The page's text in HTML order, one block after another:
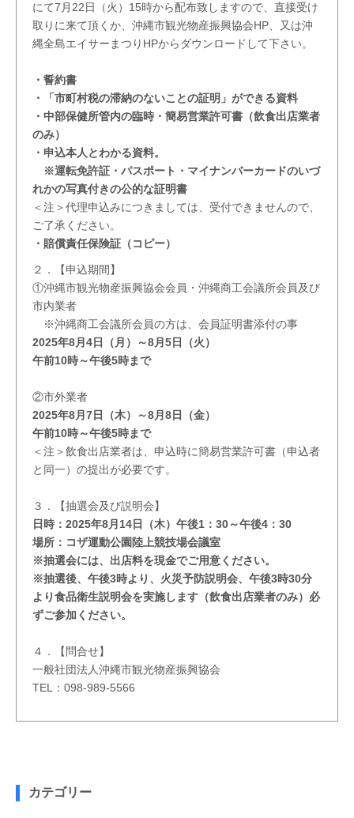
カテゴリー
にて7月22日（火）15時から配布致しますので、直接受け
取りに来て頂くか、沖縄市観光物産振興協会HP、又は沖
縄全島エイサーまつりHPからダウンロードして下さい。
・誓約書
・「市町村税の滞納のないことの証明」ができる資料
・中部保健所管内の臨時・簡易営業許可書（飲食出店業者
のみ）
・申込本人とわかる資料。
※運転免許証・パスポート・マイナンバーカードのいづ
れかの写真付きの公的な証明書
＜注＞代理申込みにつきましては、受付できませんので、
ご了承ください。
・賠償責任保険証（コピー）
２．【申込期間】
①沖縄市観光物産振興協会会員・沖縄商工会議所会員及び
市内業者
※沖縄商工会議所会員の方は、会員証明書添付の事
2025年8月4日（月）～8月5日（火）
午前10時～午後5時まで
②市外業者
2025年8月7日（木）～8月8日（金）
午前10時～午後5時まで
＜注＞飲食出店業者は、申込時に簡易営業許可書（申込者
と同一）の提出が必要です。
３．【抽選会及び説明会】
日時：2025年8月14日（木）午後1：30～午後4：30
場所：コザ運動公園陸上競技場会議室
※抽選会には、出店料を現金でご用意ください。
※抽選後、午後3時より、火災予防説明会、午後3時30分
より食品衛生説明会を実施します（飲食出店業者のみ） 必
ずご参加ください。
４．【問合せ】
一般社団法人沖縄市観光物産振興協会
TEL：098-989-5566